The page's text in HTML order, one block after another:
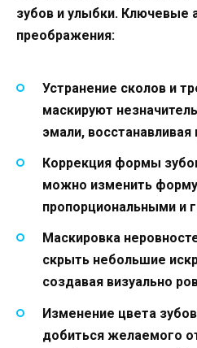
зубов и улыбки. Ключевые
преображения:
Устранение сколов и
маскируют
эмали,
Коррекция формы
можно изменить
пропорциональными и
Маскировка
скрыть небольшие
создавая визуально
Изменение цвета
добиться желаемого